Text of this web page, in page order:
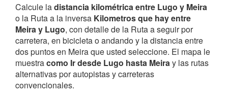
Calcule ladistancia kilométrica entre Lugo y Meira
o la Ruta a la inversa Kilometros que hay entre
Meira y Lugo, con detalle de la Ruta a seguir por
carretera, en bicicleta o andando y la distancia entre
dos puntos en Meira que usted seleccione. El mapa le
muestracomo Ir desde Lugo hasta Meiray las rutas
alternativas por autopistas y carreteras
convencionales.